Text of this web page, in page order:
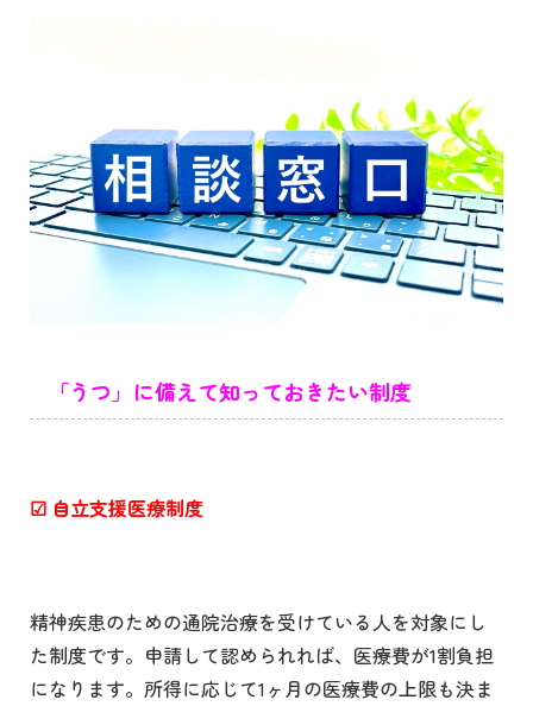
「うつ」に備えて知っておきたい制度
☑ 自立支援医療制度
精神疾患のための通院治療を受けている人を対象にし
た制度です。申請して認められれば、医療費が1割負担
になります。所得に応じて1ヶ月の医療費の上限も決ま